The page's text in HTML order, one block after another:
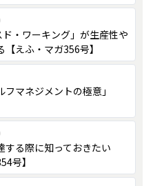
ド・ワーキング」が生産性や
えふ・マガ356号】
マネジメントの極意」
する際に知っておきたい
号】